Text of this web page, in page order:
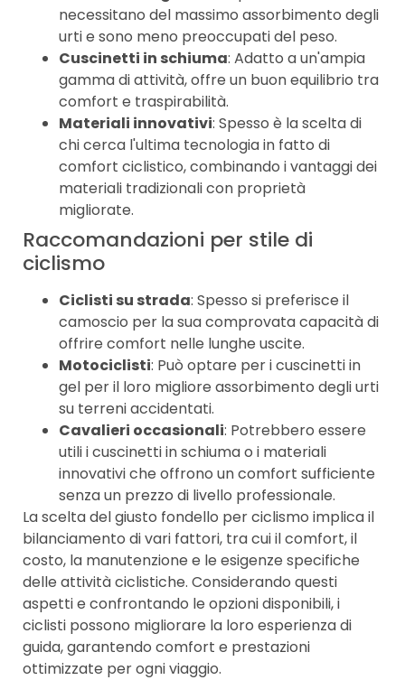
necessitano del massimo assorbimento degli
urti e sono meno preoccupati del peso.
Cuscinetti in schiuma: Adatto a un'ampia
gamma di attività, offre un buon equilibrio tra
comfort e traspirabilità.
Materiali innovativi: Spesso è la scelta di
chi cerca l'ultima tecnologia in fatto di
comfort ciclistico, combinando i vantaggi dei
materiali tradizionali con proprietà
migliorate.
Raccomandazioni per stile di
ciclismo
Ciclisti su strada: Spesso si preferisce il
camoscio per la sua comprovata capacità di
offrire comfort nelle lunghe uscite.
Motociclisti: Può optare per i cuscinetti in
gel per il loro migliore assorbimento degli urti
su terreni accidentati.
Cavalieri occasionali: Potrebbero essere
utili i cuscinetti in schiuma o i materiali
innovativi che offrono un comfort sufficiente
senza un prezzo di livello professionale.
La scelta del giusto fondello per ciclismo implica il
bilanciamento di vari fattori, tra cui il comfort, il
costo, la manutenzione e le esigenze specifiche
delle attività ciclistiche. Considerando questi
aspetti e confrontando le opzioni disponibili, i
ciclisti possono migliorare la loro esperienza di
guida, garantendo comfort e prestazioni
ottimizzate per ogni viaggio.